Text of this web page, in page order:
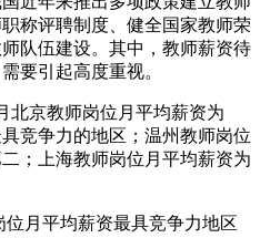
称评聘制度、健全国家教师荣
队伍建设。其中，教师薪资待
要引起高度重视。
京教师岗位月平均薪资为
竞争力的地区；温州教师岗位
；上海教师岗位月平均薪资为